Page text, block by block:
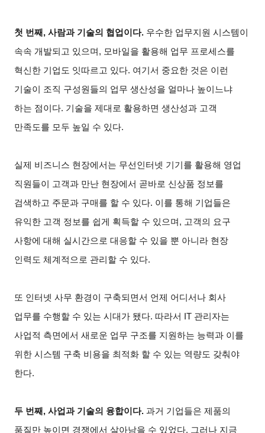
첫 번째, 사람과 기술의 협업이다. 우수한 업무지원 시스템이
속속 개발되고 있으며, 모바일을 활용해 업무 프로세스를
혁신한 기업도 잇따르고 있다. 여기서 중요한 것은 이런
기술이 조직 구성원들의 업무 생산성을 얼마나 높이느냐
하는 점이다. 기술을 제대로 활용하면 생산성과 고객
만족도를 모두 높일 수 있다.
실제 비즈니스 현장에서는 무선인터넷 기기를 활용해 영업
직원들이 고객과 만난 현장에서 곧바로 신상품 정보를
검색하고 주문과 구매를 할 수 있다. 이를 통해 기업들은
유익한 고객 정보를 쉽게 획득할 수 있으며, 고객의 요구
사항에 대해 실시간으로 대응할 수 있을 뿐 아니라 현장
인력도 체계적으로 관리할 수 있다.
또 인터넷 사무 환경이 구축되면서 언제 어디서나 회사
업무를 수행할 수 있는 시대가 됐다. 따라서 IT 관리자는
사업적 측면에서 새로운 업무 구조를 지원하는 능력과 이를
위한 시스템 구축 비용을 최적화 할 수 있는 역량도 갖춰야
한다.
두 번째, 사업과 기술의 융합이다.과거 기업들은 제품의
품질만 높이면 경쟁에서 살아남을 수 있었다. 그러나 지금